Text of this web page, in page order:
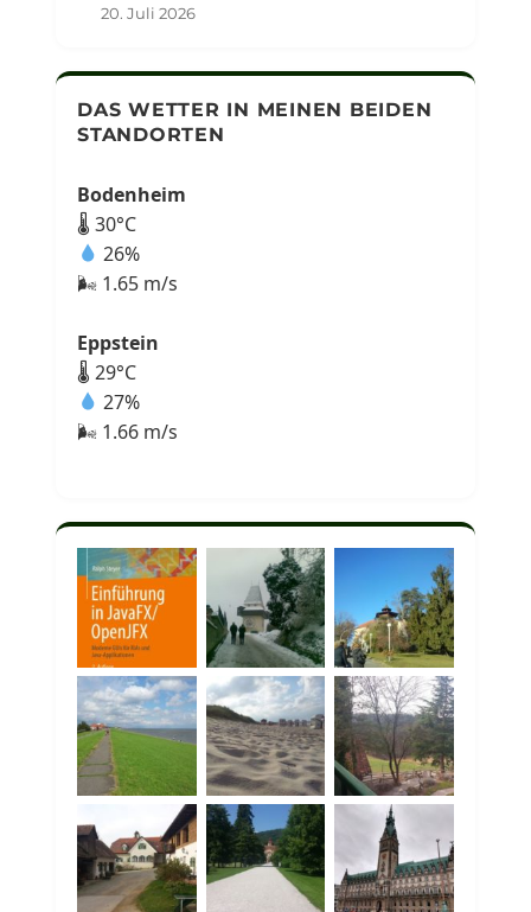
20. Juli 2026
DAS WETTER IN MEINEN BEIDEN
STANDORTEN
Bodenheim
🌡 30°C
26%
🌬 1.65 m/s
Eppstein
🌡 29°C
27%
🌬 1.66 m/s